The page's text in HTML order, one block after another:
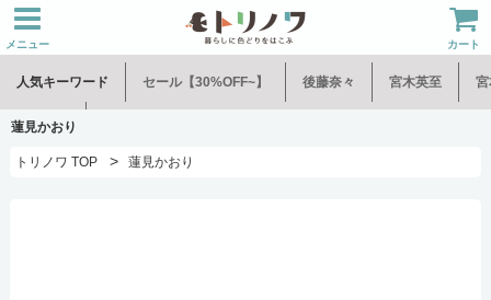
メニュー カート
人気キーワード セール【30%OFF~】 後藤奈々 宮木英至 宮
水谷和音
蓮見かおり
トリノワ TOP > 蓮見かおり